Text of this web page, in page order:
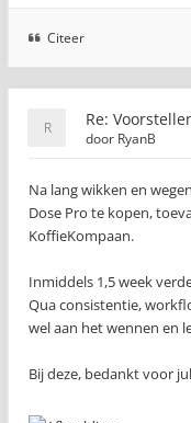
Citeer
Re:
door RyanB
Na lang wikken en
Dose Pro te kopen,
KoffieKompaan.
Inmiddels 1,5 week
Qua consistentie,
wel aan het wennen en
Bij deze, bedankt voor